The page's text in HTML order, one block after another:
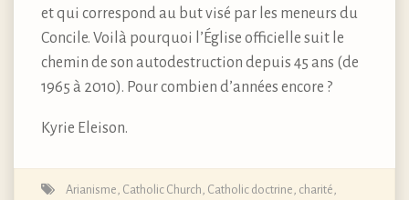
et qui correspond au but visé par les meneurs du
Concile. Voilà pourquoi l’Église officielle suit le
chemin de son autodestruction depuis 45 ans (de
1965 à 2010). Pour combien d’années encore ?
Kyrie Eleison.
Arianisme, Catholic Church, Catholic doctrine, charité,